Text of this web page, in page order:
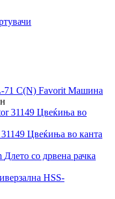
Favorit Машина
Цвеќиња во канта
Длето со дрвена рачка
HSS-